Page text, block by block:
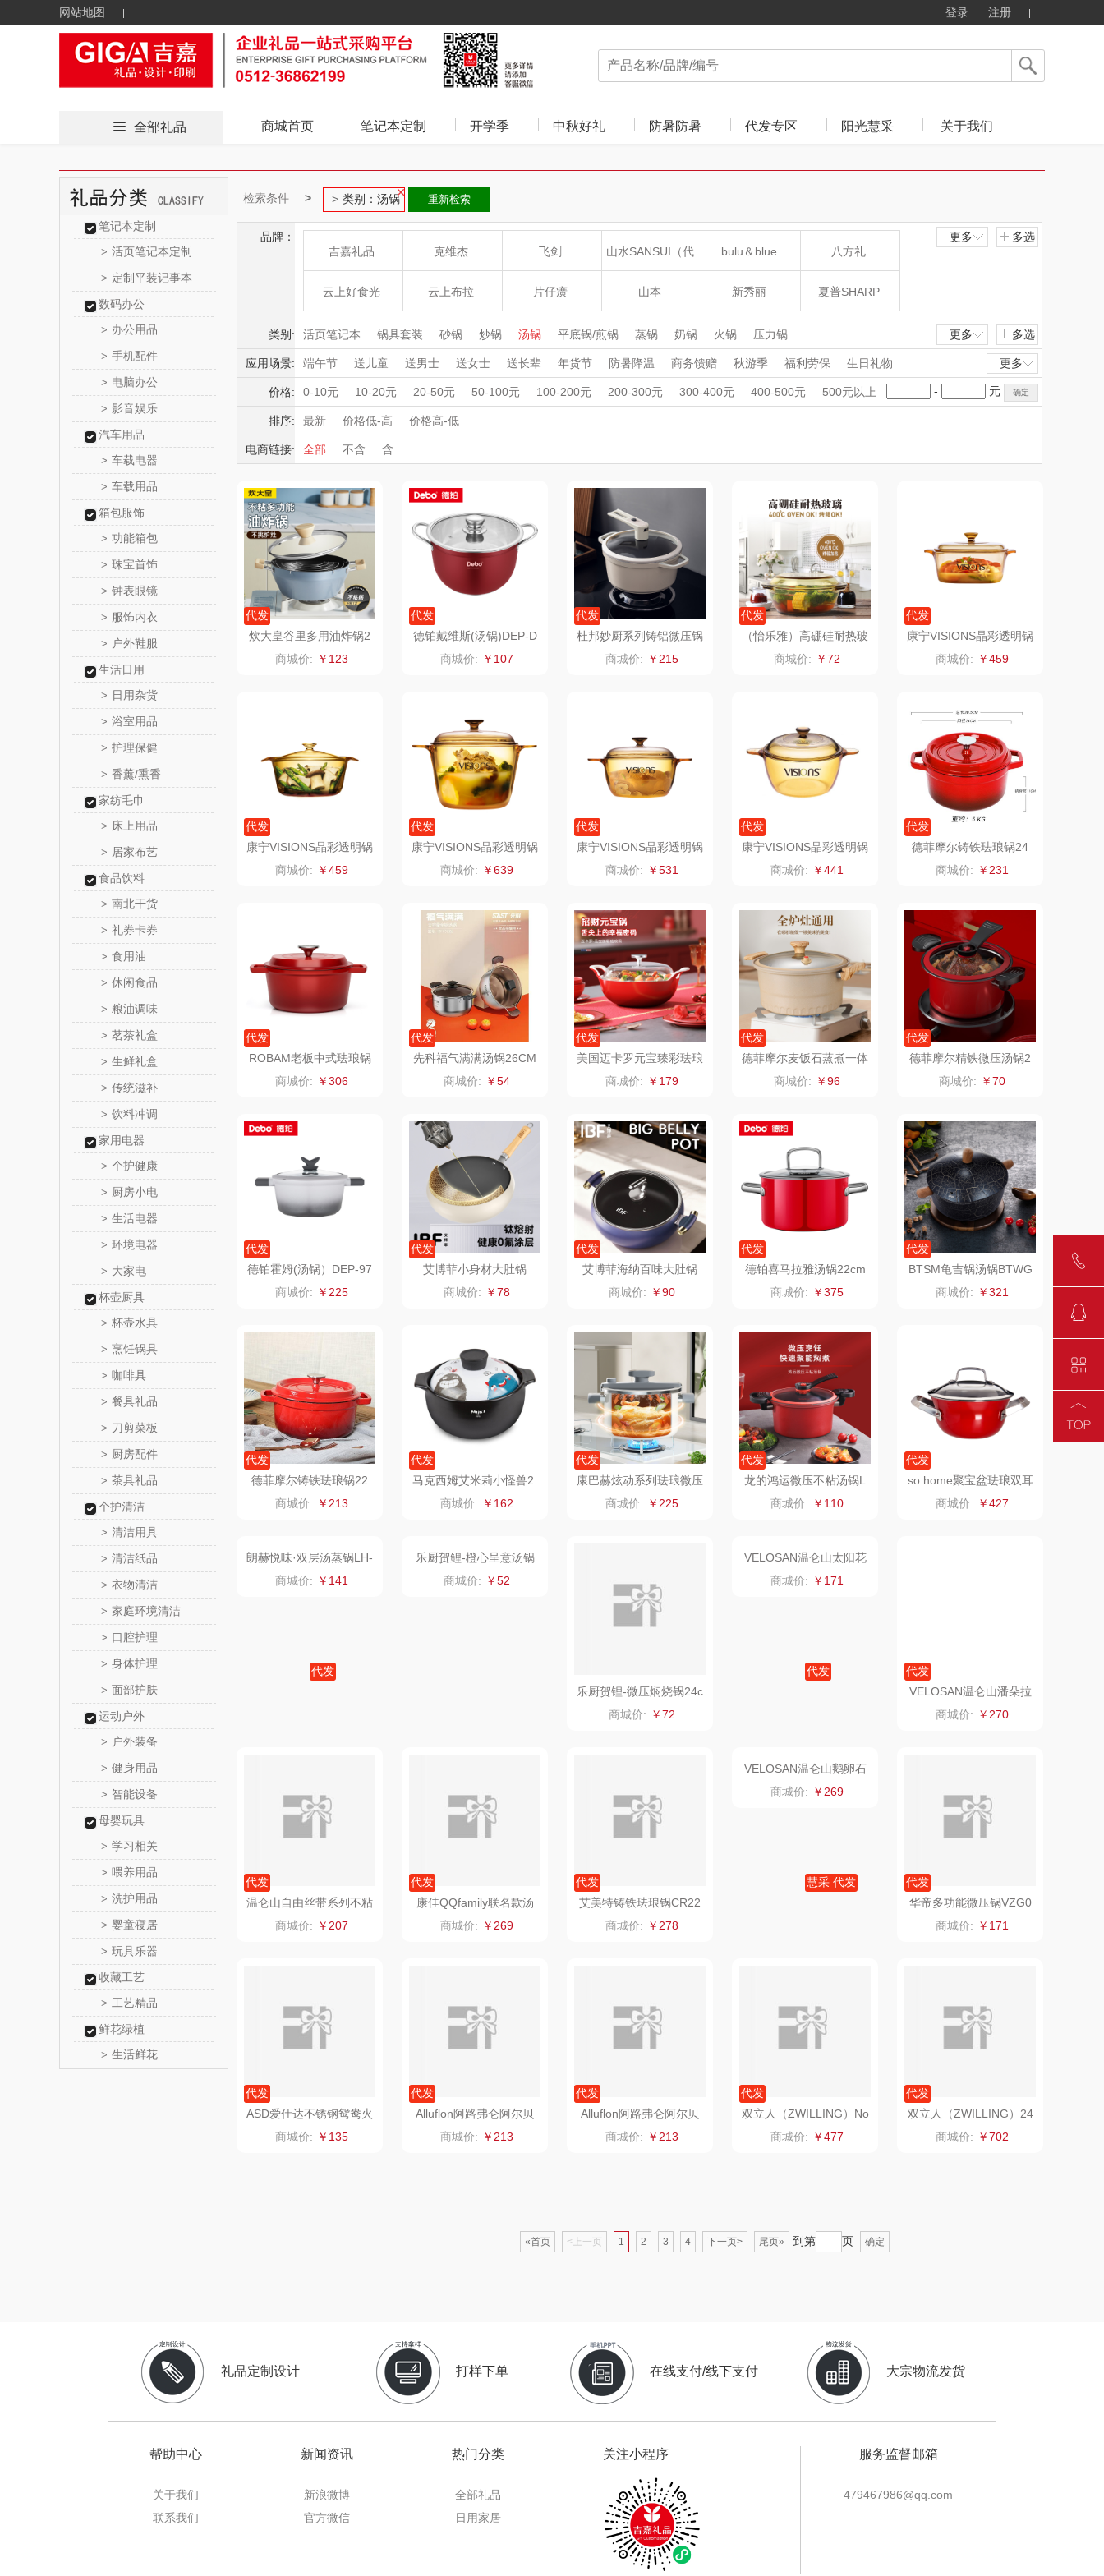
网站地图 登录 注册
全部礼品 商城首页 笔记本定制 开学季 中秋好礼 防暑防暑 代发专区 阳光慧采 关于我们
笔记本定制
> 活页笔记本定制
> 定制平装记事本
数码办公
> 办公用品
> 手机配件
> 电脑办公
> 影音娱乐
汽车用品
> 车载电器
> 车载用品
箱包服饰
> 功能箱包
> 珠宝首饰
> 钟表眼镜
> 服饰内衣
> 户外鞋服
生活日用
> 日用杂货
> 浴室用品
> 护理保健
> 香薰/熏香
家纺毛巾
> 床上用品
> 居家布艺
食品饮料
> 南北干货
> 礼券卡券
> 食用油
> 休闲食品
> 粮油调味
> 茗茶礼盒
> 生鲜礼盒
> 传统滋补
> 饮料冲调
家用电器
> 个护健康
> 厨房小电
> 生活电器
> 环境电器
> 大家电
杯壶厨具
> 杯壶水具
> 烹饪锅具
> 咖啡具
> 餐具礼品
> 刀剪菜板
> 厨房配件
> 茶具礼品
个护清洁
> 清洁用具
> 清洁纸品
> 衣物清洁
> 家庭环境清洁
> 口腔护理
> 身体护理
> 面部护肤
运动户外
> 户外装备
> 健身用品
> 智能设备
母婴玩具
> 学习相关
> 喂养用品
> 洗护用品
> 婴童寝居
> 玩具乐器
收藏工艺
> 工艺精品
鲜花绿植
> 生活鲜花
检索条件 类别：汤锅 重新检索
品牌：
吉嘉礼品
克维杰 飞剑 山水SANSUI（代
理商）
bulu＆blue 八方礼
云上好食光 云上布拉 片仔癀 山本 新秀丽 夏普SHARP
东方沁 绽家 HOLOHOLO 途柏丽TOBERLIR momo（杯壶）
雨伞）
觅菓 MOVA 匠心萌宠 YOTTOY 西屋（运动户外） 非一FETANA
乐扣乐扣（家居/
小家电）
星巴克（杯壶/包
姑苏渔歌
纽曼Newmine
（线上款）
佳帮手 罗莱 超柔床品 三只松鼠（代理
商） a
沃莱 十二夏天 百草味（代理商） LUING BOX 润本（套装）
乐班 戴可思 京意之选 锦礼 阿茜娅（AGIA）
卓然 SWISS MILITARY 罗莱超柔床品 润心 奈雪茶院
奈雪的茶 克洛特 竹盐 丝丽诺妃
小天鹅 康夫
舒蕾（定制款） 洁玉（定制款） 富昌（定制款） 爱国者（移动电 飞利浦 荣诚
苏泊尔（代理商） 九阳（代理商） 实丰文化 洛克星球 梵沐
中茶 可益康 干饭熊饱饱
汉美驰 路悠悠 尹谜 金龙鱼（包销款）
先科 德菲摩尔 伊莎贝拉 荣事达（品牌方） 得力
润本（套装类） 浪莎 圣耳 味滋源（包销款） 英红（包销款）
渝情渝礼 杜邦（餐具类） 洁丽雅（包销款）
长寿花 百事食品 奥克斯 五丰黎红 小胖爪
可可满分 无印良品（代理
商）
味滋源（品牌方） 立时olayks 银小燕
泉尔思
品胜 百事（饮具类） 三胖蛋 奈斯派索 小度
丸美 几梦 欧丽薇兰 易路达 天琴 朗赫
果兹 西屋（风扇类） 皮尔卡丹（皮具
类）
傲胜OSIM 360
LK 艾美特（代理商） 狮峰 温仑山（电器类） 洁丽雅（代理商）
乐心 康巴赫（锅具类） 万华茶林 澜沧古茶 海尔
棉芽 伊莱克斯 乐美雅（餐具类）
乐千厨
双立人
氛围部落 粒上皇
高原宏 睡眠博士 瑞驰SWICKY
五谷磨房 她妍社 苏菲
类）
田知府
碧云泉 普沃达 陈克明 TKK
秒秒测
Aroma Light 追鲸
致尚丽和 T.J.HARREN 亿瞬间 普陀山 胜源通 蓄光
奥苏米
摩动
paperblanks
更多 多选
类别: 活页笔记本 锅具套装 砂锅 炒锅 汤锅 平底锅/煎锅 蒸锅 奶锅 火锅 压力锅 更多 多选
应用场景: 端午节 送儿童 送男士 送女士 送长辈 年货节 防暑降温 商务馈赠 秋游季 福利劳保
生日礼物
积分礼品
周年庆礼品 春游踏青 开学季礼品 毕业季礼品 开门红专区 伴手礼盒 会议礼品
国潮文创
暖冬好物
外事出国 入职礼
高端送礼
开业乔迁 乡村振兴 定制案例 珠宝礼品 酒店旅游 高校礼品 女神节 奶企礼品
银行礼品
保险礼品
建材礼品 政企单位 房地产礼品 汽车礼品 进店礼 情人节 七夕节 建党节 圣诞节
教师节
母亲节
父亲节 儿童节 中秋节 护士节 重阳节
更多
价格: 0-10元 10-20元 20-50元 50-100元 100-200元 200-300元 300-400元 400-500元 500元以上 - 元
排序: 最新 价格低-高 价格高-低
电商链接: 全部 不含 含
代发
炊大皇谷里多用油炸锅2
4cmGL24DYG
商城价: ￥123
代发
德铂戴维斯(汤锅)DEP-D
商城价: ￥107
代发
杜邦妙厨系列铸铝微压锅
PWYGT-840
商城价: ￥215
代发
（怡乐雅）高硼硅耐热玻
璃汤锅YG-266
商城价: ￥72
代发
康宁VISIONS晶彩透明锅
方锅系列1.5L
商城价: ￥459
代发
康宁VISIONS晶彩透明锅
Flair系列1.6L
商城价: ￥459
代发
康宁VISIONS晶彩透明锅
3.5L（彩盒）
商城价: ￥639
代发
康宁VISIONS晶彩透明锅
商城价: ￥531
代发
康宁VISIONS晶彩透明锅
商城价: ￥441
代发
德菲摩尔铸铁珐琅锅24
寸红色DMTF24H
商城价: ￥231
代发
ROBAM老板中式珐琅锅
PTZ-GS2
商城价: ￥306
代发
先科福气满满汤锅26CM
（DH-3226）
商城价: ￥54
代发
美国迈卡罗元宝臻彩珐琅
锅MC-T22T4
商城价: ￥179
代发
德菲摩尔麦饭石蒸煮一体
锅28CM
商城价: ￥96
代发
德菲摩尔精铁微压汤锅2
6CM
商城价: ￥70
代发
德铂霍姆(汤锅）DEP-97
商城价: ￥225
代发
艾博菲小身材大肚锅
商城价: ￥78
代发
艾博菲海纳百味大肚锅
商城价: ￥90
代发
德铂喜马拉雅汤锅22cm
DEP-927
商城价: ￥375
代发
BTSM龟吉锅汤锅BTWG
商城价: ￥321
代发
德菲摩尔铸铁珐琅锅22
寸红色
商城价: ￥213
代发
马克西姆艾米莉小怪兽2.
5L法式陶瓷汤锅ART23
商城价: ￥162
代发
康巴赫炫动系列珐琅微压
汤锅5.5L
商城价: ￥225
代发
龙的鸿运微压不粘汤锅L
D-TM530
商城价: ￥110
代发
so.home聚宝盆珐琅双耳
汤锅R414-20B
商城价: ￥427
乐厨贺锂-微压焖烧锅24c
商城价: ￥72
代发
VELOSAN温仑山潘朵拉
珐琅锅VE033
商城价: ￥270
代发
温仑山自由丝带系列不粘
汤锅24cmA-VP-1MTG0
1
商城价: ￥207
代发
康佳QQfamily联名款汤
锅KTG-2402-QQ
商城价: ￥269
代发
艾美特铸铁珐琅锅CR22
商城价: ￥278
代发
华帝多功能微压锅VZG0
商城价: ￥171
代发
Alluflon阿路弗仑阿尔贝
罗钛瓷烫锅22cm（椰
紫）
商城价: ￥213
代发
Alluflon阿路弗仑阿尔贝
罗钛瓷汤锅22cm
商城价: ￥213
代发
双立人（ZWILLING）No
vaPlus不锈钢汤锅24cm
商城价: ￥477
代发
双立人（ZWILLING）24
cm圆形珐琅铸铁锅炖锅
商城价: ￥702
«首页 <上一页 1 2 3 4 下一页> 尾页» 到第 页 确定
礼品定制设计 打样下单 在线支付/线下支付 大宗物流发货
帮助中心
关于我们
联系我们
新闻资讯
新浪微博
官方微信
热门分类
全部礼品
日用家居
关注小程序 服务监督邮箱
479467986@qq.com